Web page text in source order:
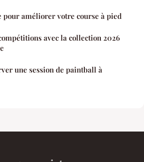
pour améliorer votre course à pied
avec la collection 2026
une session de paintball à